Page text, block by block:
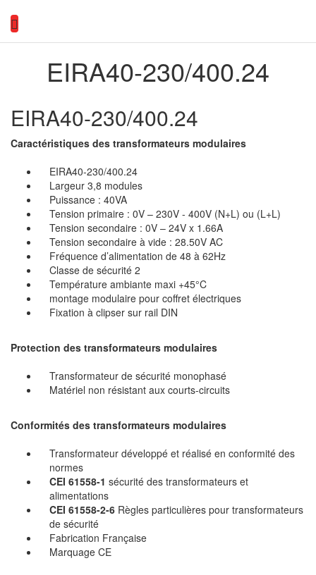
EIRA40-230/400.24
EIRA40-230/400.24
Caractéristiques des transformateurs modulaires
EIRA40-230/400.24
Largeur 3,8 modules
Puissance : 40VA
Tension primaire : 0V – 230V - 400V (N+L) ou (L+L)
Tension secondaire : 0V – 24V x 1.66A
Tension secondaire à vide : 28.50V AC
Fréquence d’alimentation de 48 à 62Hz
Classe de sécurité 2
Température ambiante maxi +45°C
montage modulaire pour coffret électriques
Fixation à clipser sur rail DIN
Protection des transformateurs modulaires
Transformateur de sécurité monophasé
Matériel non résistant aux courts-circuits
Conformités des transformateurs modulaires
Transformateur développé et réalisé en conformité des
normes
CEI 61558-1 sécurité des transformateurs et
alimentations
CEI 61558-2-6 Règles particulières pour transformateurs
de sécurité
Fabrication Française
Marquage CE